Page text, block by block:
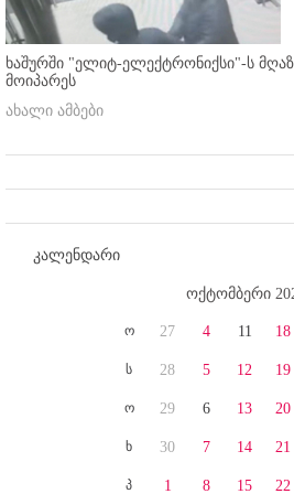
ხაშურში "ელიტ-ელექტრონიქსი"-ს
მოიპარეს
ახალი ამბები
კალენდარი
ოქტომბერი
ო
ს
ო
ხ
პ
27
28
29
30
1
4
5
6
7
8
11
12
13
14
15
18
19
20
21
22